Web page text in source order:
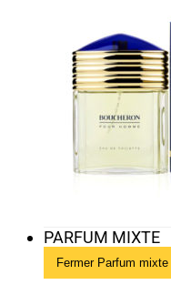
PARFUM MIXTE
Fermer Parfum mixte